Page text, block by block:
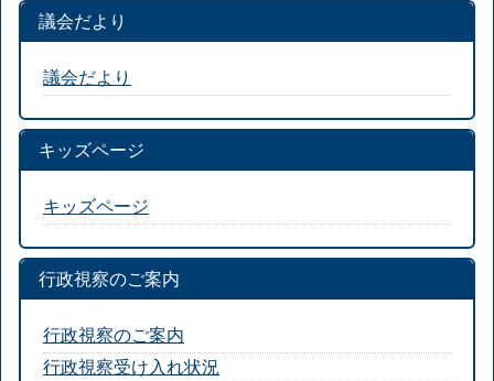
議会だより
議会だより
キッズページ
キッズページ
行政視察のご案内
行政視察のご案内
行政視察受け入れ状況